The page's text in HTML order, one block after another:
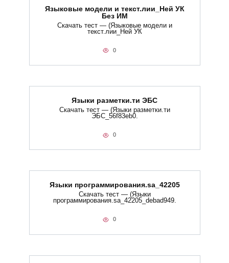
Языковые модели и текст.лии_Ней УК
Без ИМ
Скачать тест — (Языковые модели и
текст.лии_Ней УК
0
Языки разметки.ти​ ЭБС
Скачать тест — (Языки разметки.ти​
ЭБС_56f83eb0.
0
Языки программирования.sa_42205
Скачать тест — (Языки
программирования.sa_42205_debad949.
0